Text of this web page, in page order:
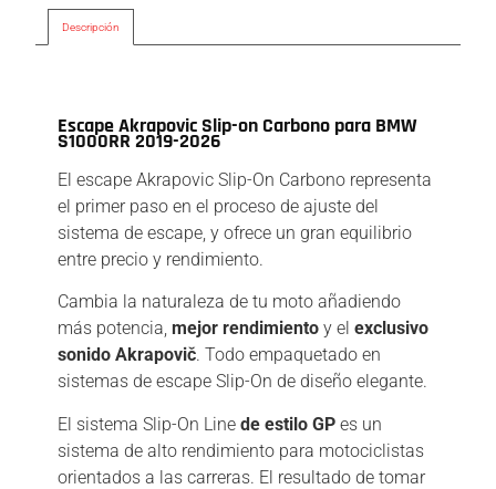
Descripción
Escape Akrapovic Slip-on Carbono para BMW
S1000RR 2019-2026
El escape Akrapovic Slip-On Carbono representa
el primer paso en el proceso de ajuste del
sistema de escape, y ofrece un gran equilibrio
entre precio y rendimiento.
Cambia la naturaleza de tu moto añadiendo
más potencia, mejor rendimiento y el exclusivo
sonido Akrapovič. Todo empaquetado en
sistemas de escape Slip-On de diseño elegante.
El sistema Slip-On Line de estilo GP es un
sistema de alto rendimiento para motociclistas
orientados a las carreras. El resultado de tomar